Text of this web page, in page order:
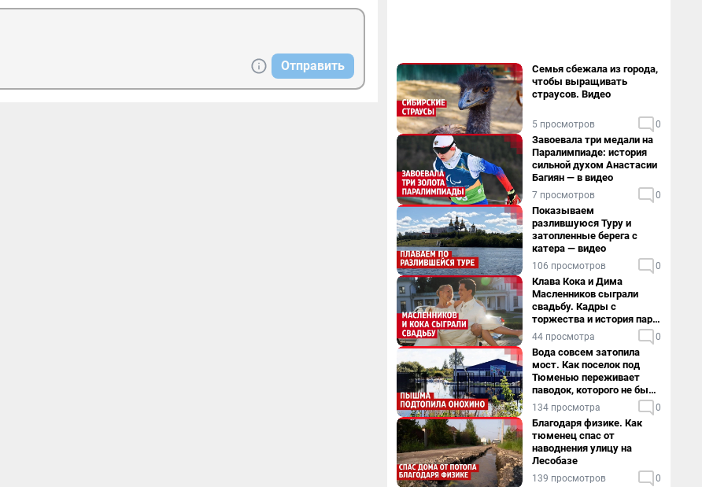
Отправить
Семья сбежала из города,
чтобы выращивать
страусов. Видео
5 просмотров 0
Завоевала три медали на
Паралимпиаде: история
сильной духом Анастасии
Багиян — в видео
7 просмотров 0
Показываем
разлившуюся Туру и
затопленные берега с
катера — видео
106 просмотров 0
Клава Кока и Дима
Масленников сыграли
свадьбу. Кадры с
торжества и история пары
— в видео
44 просмотра 0
Вода совсем затопила
мост. Как поселок под
Тюменью переживает
паводок, которого не было
в его истории — репортаж
134 просмотра 0
Благодаря физике. Как
тюменец спас от
наводнения улицу на
Лесобазе
139 просмотров 0